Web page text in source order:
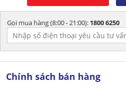
Gọi mua hàng (8:00 - 21:00): 1800 6250
Chính sách bán hàng